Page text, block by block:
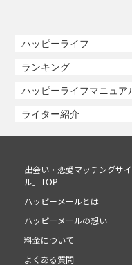
ハッピーライフ
ランキング
ハッピーライフマニュア
ライター紹介
出会い・恋愛マッチングサ
ル」TOP
ハッピーメールとは
ハッピーメールの想い
料金について
よくある質問